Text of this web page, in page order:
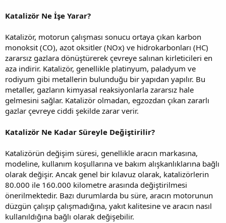
Katalizör Ne İşe Yarar?
Katalizör, motorun çalışması sonucu ortaya çıkan karbon
monoksit (CO), azot oksitler (NOx) ve hidrokarbonları (HC)
zararsız gazlara dönüştürerek çevreye salınan kirleticileri en
aza indirir. Katalizör, genellikle platinyum, paladyum ve
rodiyum gibi metallerin bulunduğu bir yapıdan yapılır. Bu
metaller, gazların kimyasal reaksiyonlarla zararsız hale
gelmesini sağlar. Katalizör olmadan, egzozdan çıkan zararlı
gazlar çevreye ciddi şekilde zarar verir.
Katalizör Ne Kadar Süreyle Değiştirilir?
Katalizörün değişim süresi, genellikle aracın markasına,
modeline, kullanım koşullarına ve bakım alışkanlıklarına bağlı
olarak değişir. Ancak genel bir kılavuz olarak, katalizörlerin
80.000 ile 160.000 kilometre arasında değiştirilmesi
önerilmektedir. Bazı durumlarda bu süre, aracın motorunun
düzgün çalışıp çalışmadığına, yakıt kalitesine ve aracın nasıl
kullanıldığına bağlı olarak değişebilir.